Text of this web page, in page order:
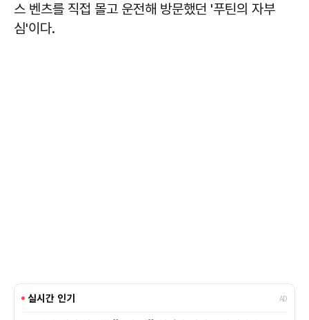
스 벤츠를 직접 몰고 운전해 방문했던 '푸틴의 자부
심'이다.